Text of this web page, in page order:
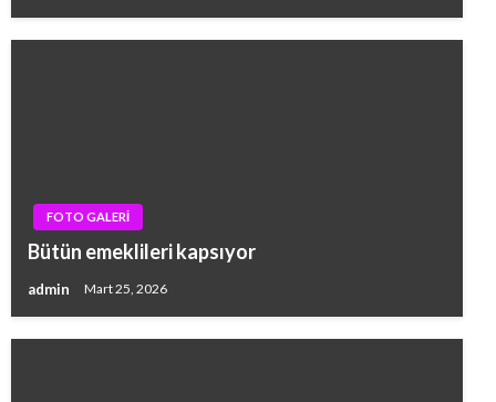
FOTO GALERİ
Bütün emeklileri kapsıyor
admin Mart 25, 2026